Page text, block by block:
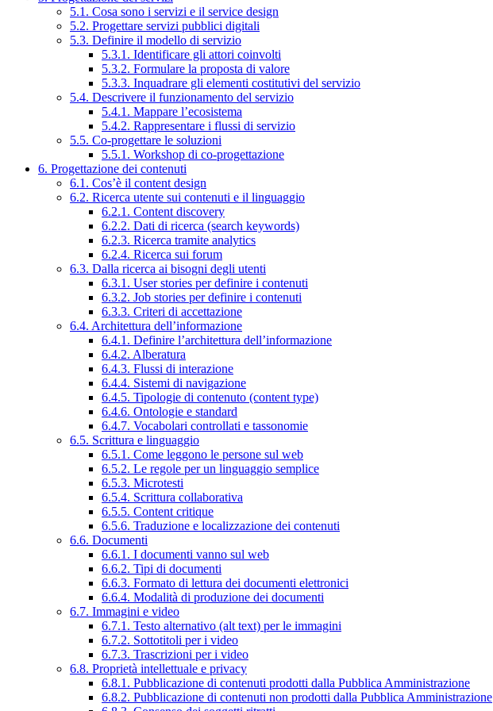
5.1. Cosa sono i servizi e il service design
5.2. Progettare servizi pubblici digitali
5.3. Definire il modello di servizio
5.3.1. Identificare gli attori coinvolti
5.3.2. Formulare la proposta di valore
5.3.3. Inquadrare gli elementi costitutivi del servizio
5.4. Descrivere il funzionamento del servizio
5.4.1. Mappare l’ecosistema
5.4.2. Rappresentare i flussi di servizio
5.5. Co-progettare le soluzioni
5.5.1. Workshop di co-progettazione
6. Progettazione dei contenuti
6.1. Cos’è il content design
6.2. Ricerca utente sui contenuti e il linguaggio
6.2.1. Content discovery
6.2.2. Dati di ricerca (search keywords)
6.2.3. Ricerca tramite analytics
6.2.4. Ricerca sui forum
6.3. Dalla ricerca ai bisogni degli utenti
6.3.1. User stories per definire i contenuti
6.3.2. Job stories per definire i contenuti
6.3.3. Criteri di accettazione
6.4. Architettura dell’informazione
6.4.1. Definire l’architettura dell’informazione
6.4.2. Alberatura
6.4.3. Flussi di interazione
6.4.4. Sistemi di navigazione
6.4.5. Tipologie di contenuto (content type)
6.4.6. Ontologie e standard
6.4.7. Vocabolari controllati e tassonomie
6.5. Scrittura e linguaggio
6.5.1. Come leggono le persone sul web
6.5.2. Le regole per un linguaggio semplice
6.5.3. Microtesti
6.5.4. Scrittura collaborativa
6.5.5. Content critique
6.5.6. Traduzione e localizzazione dei contenuti
6.6. Documenti
6.6.1. I documenti vanno sul web
6.6.2. Tipi di documenti
6.6.3. Formato di lettura dei documenti elettronici
6.6.4. Modalità di produzione dei documenti
6.7. Immagini e video
6.7.1. Testo alternativo (alt text) per le immagini
6.7.2. Sottotitoli per i video
6.7.3. Trascrizioni per i video
6.8. Proprietà intellettuale e privacy
6.8.1. Pubblicazione di contenuti prodotti dalla Pubblica Amministrazione
6.8.2. Pubblicazione di contenuti non prodotti dalla Pubblica Amministrazione